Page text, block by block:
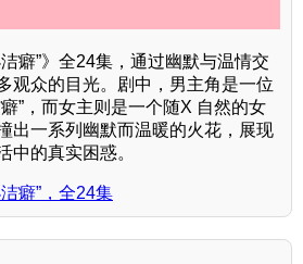
癖”》全24集，通过幽默与温情交
观众的目光。剧中，男主角是一位
”，而女主则是一个随X 自然的女
出一系列幽默而温暖的火花，展现
中的真实困惑。
癖”，全24集